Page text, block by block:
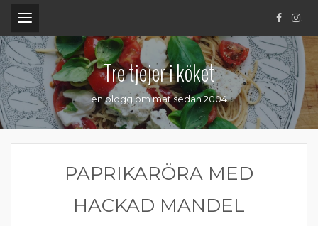
.
Tre tjejer i köket
en blogg om mat sedan 2004
PAPRIKARÖRA MED
HACKAD MANDEL